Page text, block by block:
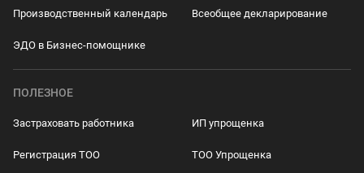
Производственный календарь Всеобщее декларирование
ЭДО в Бизнес-помощнике
ПОЛЕЗНОЕ
Застраховать работника ИП упрощенка
Регистрация ТОО ТОО Упрощенка